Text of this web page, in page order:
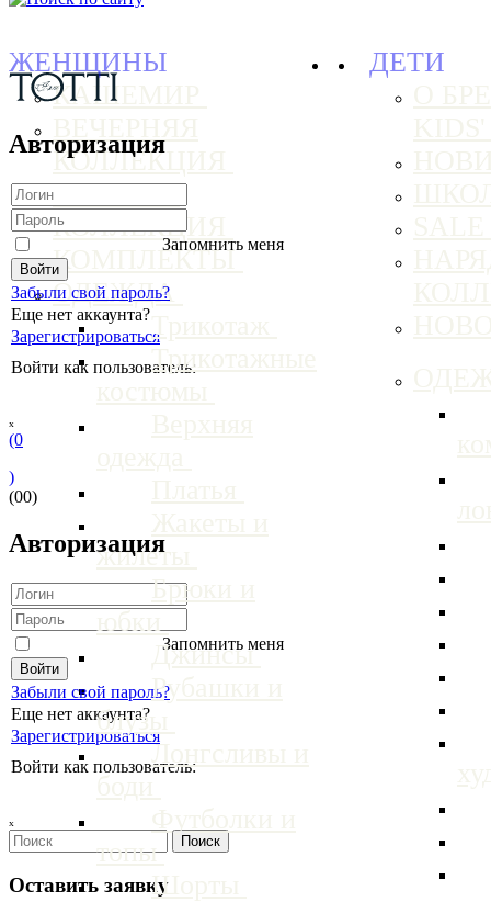
ЖЕНЩИНЫ
КАШЕМИР
КОЛЛЕКЦИЯ
БАЗОВАЯ
КОЛЛЕКЦИЯ
КОМПЛЕКТЫ
ОДЕЖДА
Трикотаж
Трикотажные
жилеты
Брюки и
юбки
Джинсы
Рубашки и
блузы
Лонгсливы и
топы
Шорты
ДЕТИ
Авторизация
Запомнить меня
Забыли свой пароль?
Еще нет аккаунта?
Зарегистрироваться
Войти как пользователь:
ₓ
(0
)
(00)
Авторизация
Запомнить меня
Забыли свой пароль?
Еще нет аккаунта?
Зарегистрироваться
Войти как пользователь:
ₓ
Оставить заявку